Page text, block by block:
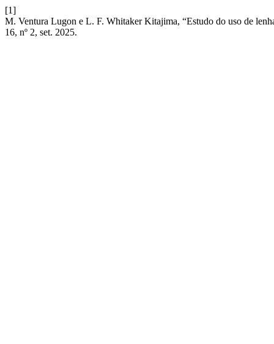
[1]
M. Ventura Lugon e L. F. Whitaker Kitajima, “Estudo do uso de
16, nº 2, set. 2025.